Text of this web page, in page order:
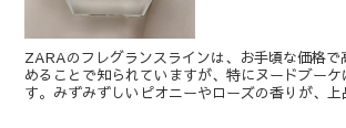
ZARAのフレグランスラインは、お手頃な価格で
めることで知られていますが、特にヌードブー
す。みずみずしいピオニーやローズの香りが、